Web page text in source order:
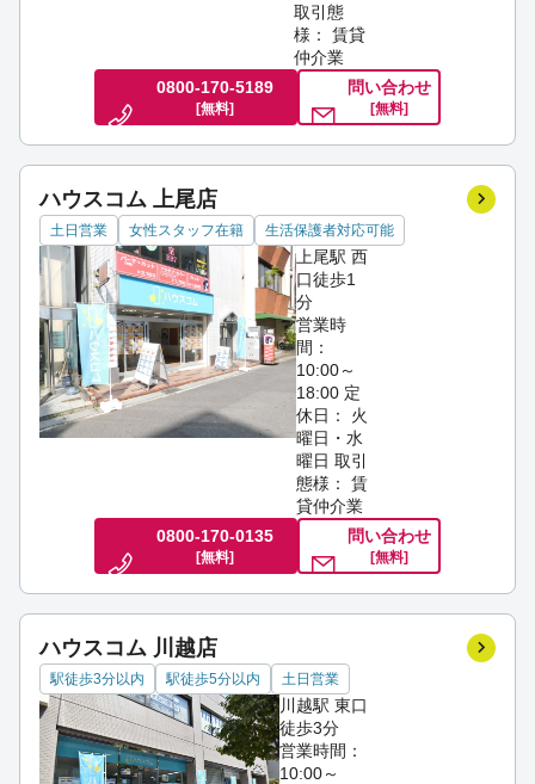
取引態
様： 賃貸
仲介業
0800-170-5189
[無料]
問い合わせ
[無料]
ハウスコム 上尾店
土日営業 女性スタッフ在籍 生活保護者対応可能
上尾駅 西
口徒歩1
分
営業時
間：
10:00～
18:00 定
休日： 火
曜日・水
曜日取引
態様： 賃
貸仲介業
0800-170-0135
[無料]
問い合わせ
[無料]
ハウスコム 川越店
駅徒歩3分以内 駅徒歩5分以内 土日営業
川越駅 東口
徒歩3分
営業時間：
10:00～